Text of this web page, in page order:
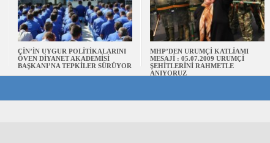
ÇİN’İN UYGUR POLİTİKALARINI
ÖVEN DİYANET AKADEMİSİ
BAŞKANI’NA TEPKİLER SÜRÜYOR
MHP’DEN URUMÇİ KATLİAMI
MESAJİ : 05.07.2009 URUMÇİ
ŞEHİTLERİNİ RAHMETLE
ANIYORUZ